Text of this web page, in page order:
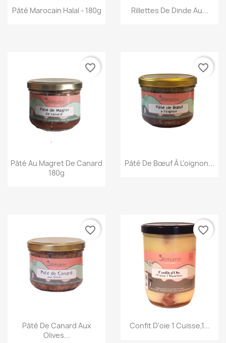
Aperçu rapide
Pâté Marocain Halal - 180g Aperçu rapide
Rillettes De Dinde Au...
Aperçu rapide
Pâté Au Magret De Canard
180g
favorite_border
Aperçu rapide
Pâté De Bœuf À L'oignon...
favorite_border
Aperçu rapide
Pâté De Canard Aux
Olives...
favorite_border
Aperçu rapide
Confit D'oie 1 Cuisse,1...
favorite_border